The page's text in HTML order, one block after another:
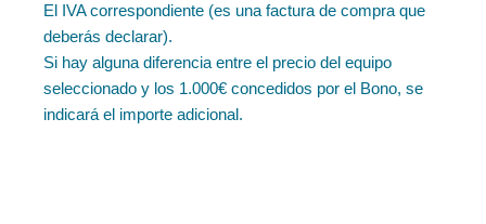
El IVA correspondiente (es una factura de compra que
deberás declarar).
Si hay alguna diferencia entre el precio del equipo
seleccionado y los 1.000€ concedidos por el Bono, se
indicará el importe adicional.